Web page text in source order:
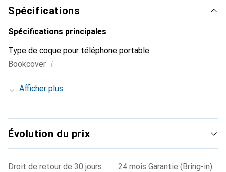
choix fiable pour une clientèle exigeante.
Spécifications
Spécifications principales
Type de coque pour téléphone portable
Bookcover i
Afficher plus
Évolution du prix
Droit de retour de 30 jours
24 mois Garantie (Bring-in)